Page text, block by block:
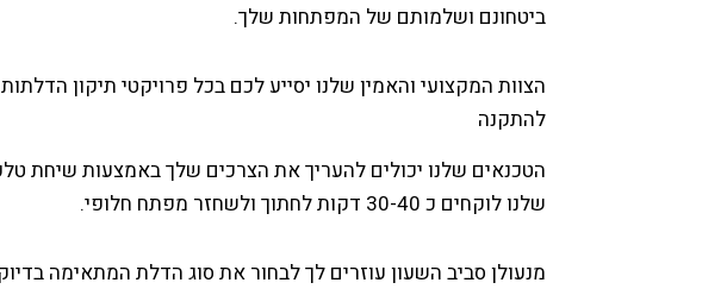
ביטחונם ושלמותם של המפתחות שלך.
הצוות המקצועי והאמין שלנו יסייע לכם בכל פרויקטי תיקון
להתקנה
הטכנאים שלנו יכולים להעריך את הצרכים שלך באמצעות שיחת
שלנו לוקחים כ 30-40 דקות לחתוך ולשחזר מפתח חלופי.
מנעולן סביב השעון עוזרים לך לבחור את סוג הדלת המתאימה